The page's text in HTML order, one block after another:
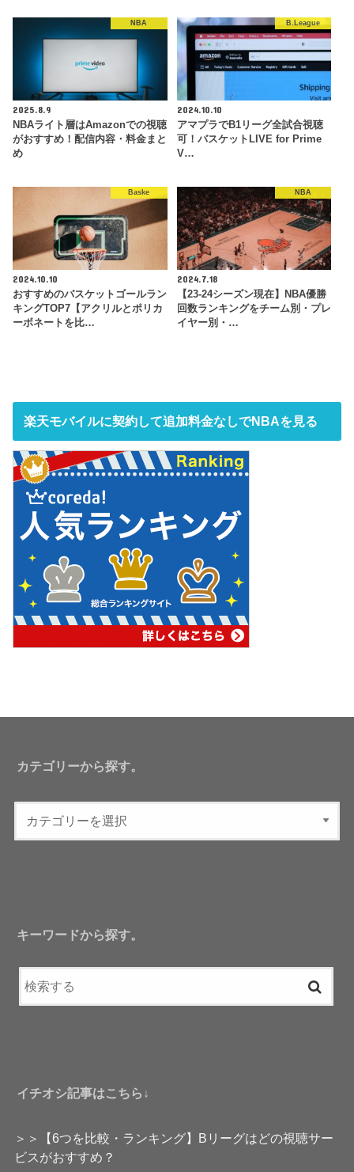
NBA
2025.8.9
NBAライト層はAmazonでの視聴
がおすすめ！配信内容・料金まと
め
B.League
2024.10.10
アマプラでB1リーグ全試合視聴
可！バスケットLIVE for Prime
V…
Baske
2024.10.10
おすすめのバスケットゴールラン
キングTOP7【アクリルとポリカ
ーボネートを比…
NBA
2024.7.18
【23-24シーズン現在】NBA優勝
回数ランキングをチーム別・プレ
イヤー別・…
楽天モバイルに契約して追加料金なしでNBAを見る
カテゴリーから探す。
キーワードから探す。
イチオシ記事はこちら↓
＞＞【6つを比較・ランキング】Bリーグはどの視聴サー
ビスがおすすめ？